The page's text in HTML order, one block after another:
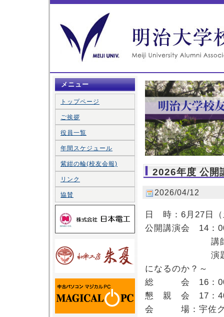
メニュー
トップページ
ご挨拶
役員一覧
年間スケジュール
紫紺の輪(校友会報)
リンク
協賛
2026年度 公開
2026/04/12
日 時：6月27日（
公開講演会 14：
講師：向殿
演題：明治は
になるのか？～
総 会 16：00～
懇 親 会 17：40
会 場：宇佐グ